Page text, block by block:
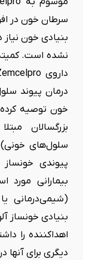
سرطان خون در
بنیادی خون نیاز
نشده است.
خون توصیه کرده
بزرگسالان
سلول‌های خونی)
پیوندی خونساز
بیمارانی مورد
(شیمی‌درمانی
بنیادی خونساز
اهداکننده را
دیگری برای